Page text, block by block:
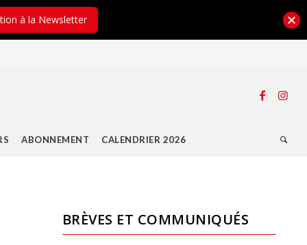
ABONNEMENT CALENDRIER 2026
BRÈVES ET COMMUNIQUÉS
à la Newsletter